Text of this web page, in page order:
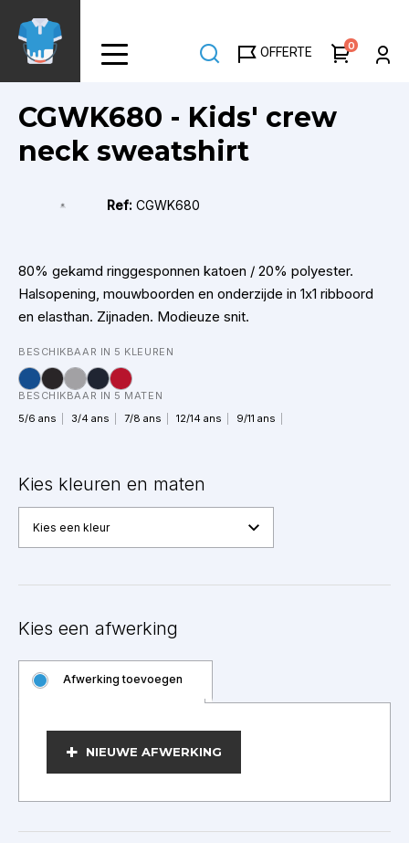
naar
gaan
OFFERTE 0
CGWK680 - Kids' crew
neck sweatshirt
Ref:CGWK680
80% gekamd ringgesponnen katoen / 20% polyester.
Halsopening, mouwboorden en onderzijde in 1x1 ribboord
en elasthan. Zijnaden. Modieuze snit.
BESCHIKBAAR IN 5 KLEUREN
BESCHIKBAAR IN 5 MATEN
5/6 ans
3/4 ans 7/8 ans 12/14 ans 9/11 ans
Kies kleuren en maten
Kies een kleur
Kies een afwerking
Afwerking toevoegen
NIEUWE AFWERKING
BEWERKEN